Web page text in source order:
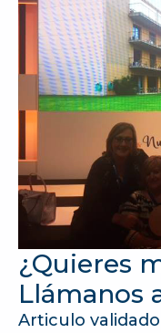
¿Quieres
Llámanos
Articulo